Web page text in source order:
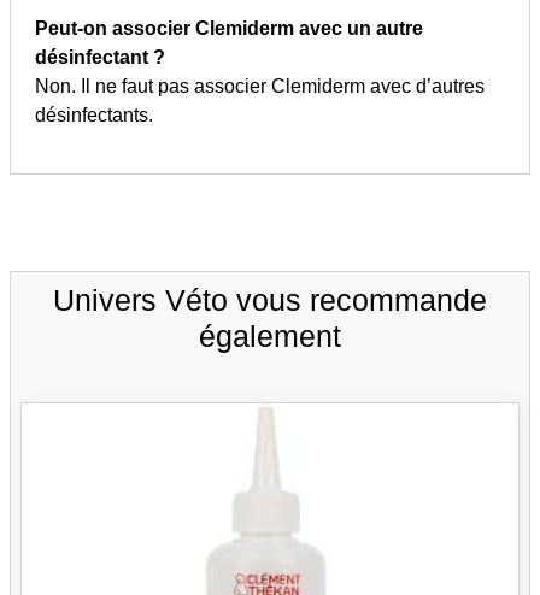
Peut-on associer Clemiderm avec un autre
désinfectant ?
Non. Il ne faut pas associer Clemiderm avec d’autres
désinfectants.
Univers Véto vous recommande
également